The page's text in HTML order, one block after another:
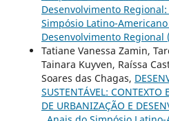
Desenvolvimento
Simpósio Latino-
Desenvolvimento Regional
Tatiane Vanessa Zamin,
Tainara Kuyven, Raíssa
Soares das Chagas,
SUSTENTÁVEL: CONTEXTO
DE URBANIZAÇÃO E